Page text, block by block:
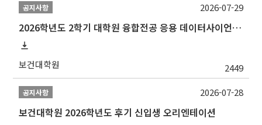
공지사항
2026학년도 2학기 대학원 융합전공 응용 데이터사이언스 선발 계획 알림
보건대학원 2449
2026-07-29
공지사항
보건대학원 2026학년도 후기 신입생 오리엔테이션
2026-07-28